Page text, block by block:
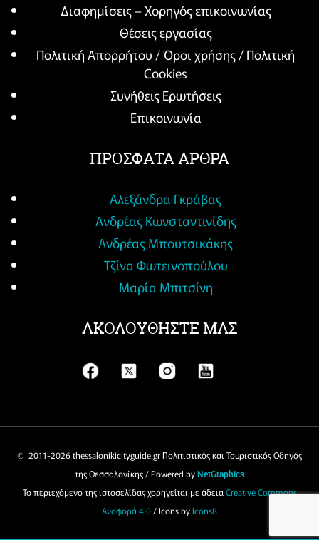
Διαφημίσεις – Χορηγός επικοινωνίας
Θέσεις εργασίας
Πολιτική Απορρήτου / Όροι χρήσης / Πολιτική
Cookies
Συνήθεις Ερωτήσεις
Επικοινωνία
ΠΡΟΣΦΑΤΑ ΑΡΘΡΑ
Αλεξάνδρα Γκράβας
Ανδρέας Κωνσταντινίδης
Ανδρέας Μπουτσικάκης
Τζίνα Φωτεινοπούλου
Μαρία Μπιτσίνη
ΑΚΟΛΟΥΘΗΣΤΕ ΜΑΣ
© 2011-2026 thessalonikicityguide.gr Πολιτιστικός και Τουριστικός Οδηγός
της Θεσσαλονίκης / Powered byNetGraphics
Το περιεχόμενο της ιστοσελίδας χορηγείται με άδεια Creative Commons
Αναφορά 4.0/ Icons byIcons8